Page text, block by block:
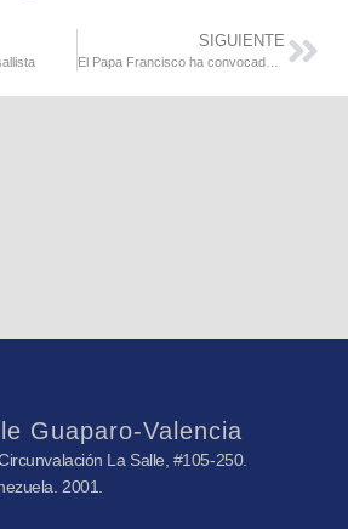
SIGUIENTE
El Papa Francisco ha convocado un Año Jubilar Lasallista
Guaparo-Valencia
La Salle, #105-250.
2001.